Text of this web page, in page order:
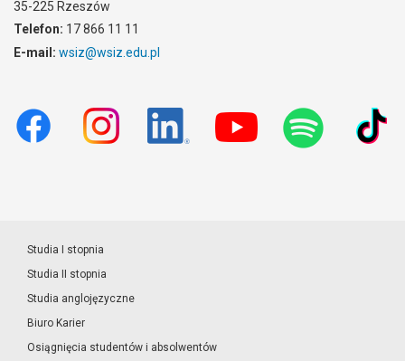
35-225 Rzeszów
Telefon: 17 866 11 11
E-mail: wsiz@wsiz.edu.pl
Studia I stopnia
Studia II stopnia
Studia anglojęzyczne
Biuro Karier
Osiągnięcia studentów i absolwentów